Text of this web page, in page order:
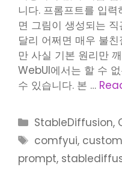
니다. 프롬프트를 입
면 그림이 생성되는
달리 어쩌면 매우 불
만 사실 기본 원리만
WebUI에서는 할 수
수 있습니다. 본 …
Categories
StableDiffusion,
Tags
comfyui,
prompt,